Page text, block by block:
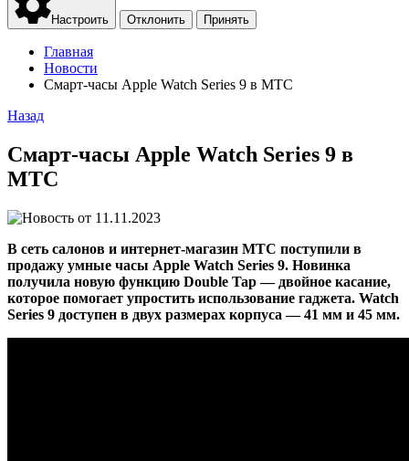
Настроить Отклонить Принять
Главная
Новости
Смарт-часы Apple Watch Series 9 в МТС
Назад
Смарт-часы Apple Watch Series 9 в
МТС
11.11.2023
В сеть салонов и интернет-магазин МТС поступили в
продажу умные часы Apple Watch Series 9. Новинка
получила новую функцию Double Tap — двойное касание,
которое помогает упростить использование гаджета. Watch
Series 9 доступен в двух размерах корпуса — 41 мм и 45 мм.